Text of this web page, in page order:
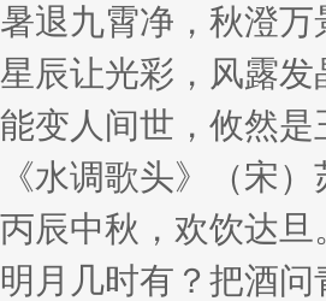
暑退九霄净，秋澄万
星辰让光彩，风露发
能变人间世，攸然是
《水调歌头》（宋）
丙辰中秋，欢饮达
明月几时有？把酒问